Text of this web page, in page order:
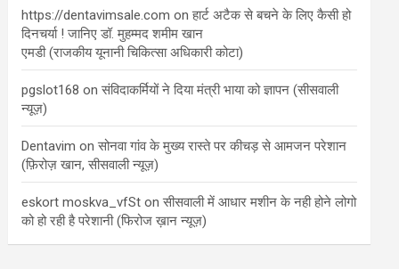
https://dentavimsale.com onहार्ट अटैक से बचने के लिए कैसी हो
दिनचर्या ! जानिए डॉ. मुहम्मद शमीम खान
एमडी (राजकीय यूनानी चिकित्सा अधिकारी कोटा)
pgslot168 onसंविदाकर्मियों ने दिया मंत्री भाया को ज्ञापन (सीसवाली
न्यूज़)
Dentavim onसोनवा गांव के मुख्य रास्ते पर कीचड़ से आमजन परेशान
(फ़िरोज़ खान, सीसवाली न्यूज़)
eskort moskva_vfSt onसीसवाली में आधार मशीन के नही होने लोगो
को हो रही है परेशानी (फिरोज ख़ान न्यूज़)